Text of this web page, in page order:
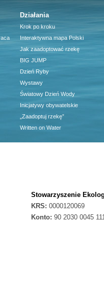
Działania
Krok po kroku
Interaktywna mapa Polski
Jak zaadoptować rzekę
BIG JUMP
Dzień Ryby
Wystawy
Światowy Dzień Wody
Inicjatywy obywatelskie
„Zaadoptuj rzekę”
Written on Water
Stowarzyszenie
KRS: 0000120069
Konto: 90 2030 0045